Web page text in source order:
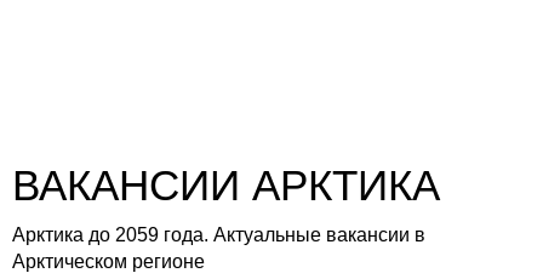
ВАКАНСИИ АРКТИКА
Арктика до 2059 года. Актуальные вакансии в
Арктическом регионе